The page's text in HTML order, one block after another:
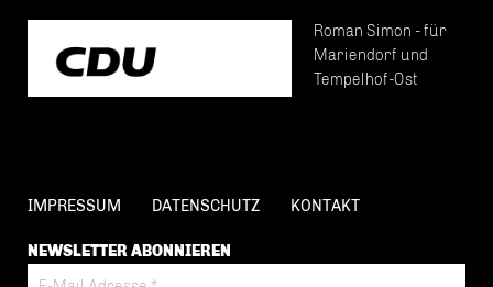
Roman Simon - für
Mariendorf und
Tempelhof-Ost
IMPRESSUM DATENSCHUTZ KONTAKT
NEWSLETTER ABONNIEREN